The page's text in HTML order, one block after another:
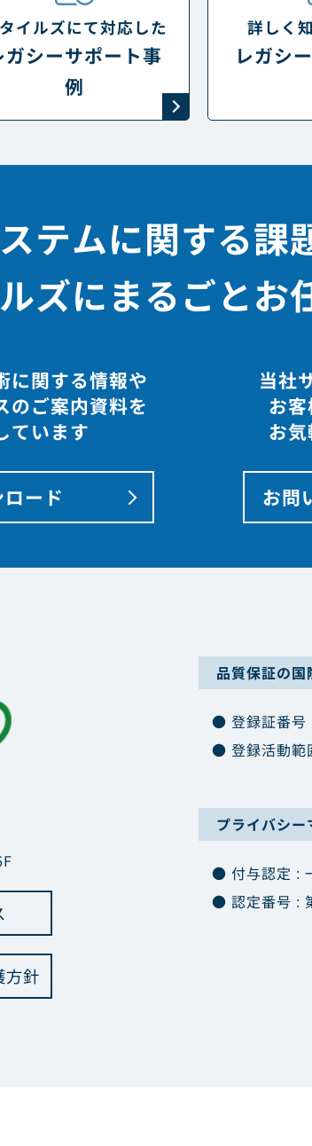
イルズにて対応した
ガシーサポート事
例
詳しく
レガシ
テムに関する課
ズにまるごとお
に関する情報や
のご案内資料を
ています
ード
当社
お
お
お問
方針
品質保証の
● 登録証番号
● 登録活動範
プライバシー
● 付与認定 :
● 認定番号 :